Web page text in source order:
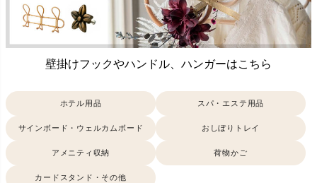
壁掛けフックやハンドル、ハンガーはこちら
ホテル用品 スパ・エステ用品
サインボード・ウェルカムボード おしぼりトレイ
アメニティ収納 荷物かご
カードスタンド・その他